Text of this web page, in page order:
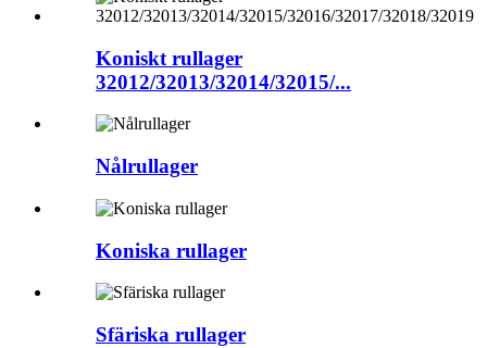
Koniskt rullager
32012/32013/32014/32015/...
Nålrullager
Koniska rullager
Sfäriska rullager